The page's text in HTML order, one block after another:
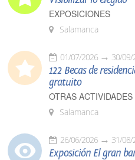
EXPOSICIONES
Salamanca
01/07/2026 30/09/
122 Becas de
gratuito
OTRAS ACTIVIDADES
Salamanca
26/06/2026 31/08/
Exposición El gran